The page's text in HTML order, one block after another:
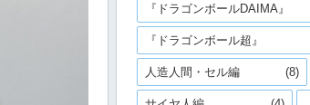
『ドラゴンボールDAIMA』
『ドラゴンボール超』
人造人間・セル編 (8)